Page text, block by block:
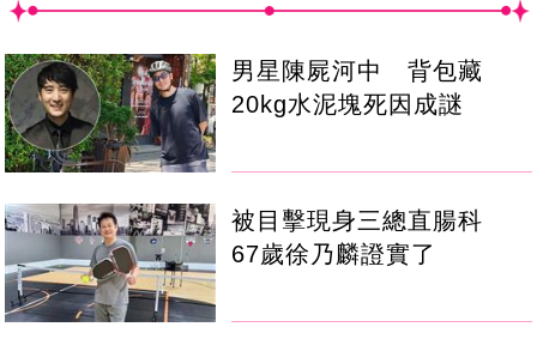
男星陳屍河中 背包藏
20kg水泥塊死因成謎
被目擊現身三總直腸科
67歲徐乃麟證實了